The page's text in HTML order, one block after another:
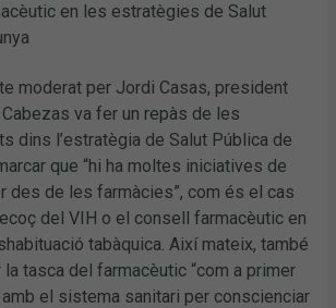
en les estratègies de Salut
moderat per Jordi Casas, president
Cabezas va fer un repàs de les
dins l’estratègia de Salut Pública de
que “hi ha moltes iniciatives de
des de les farmàcies”, com és el cas
del VIH o el consell farmacèutic en
tabàquica. Així mateix, també
tasca del farmacèutic “com a primer
el sistema sanitari per conscienciar